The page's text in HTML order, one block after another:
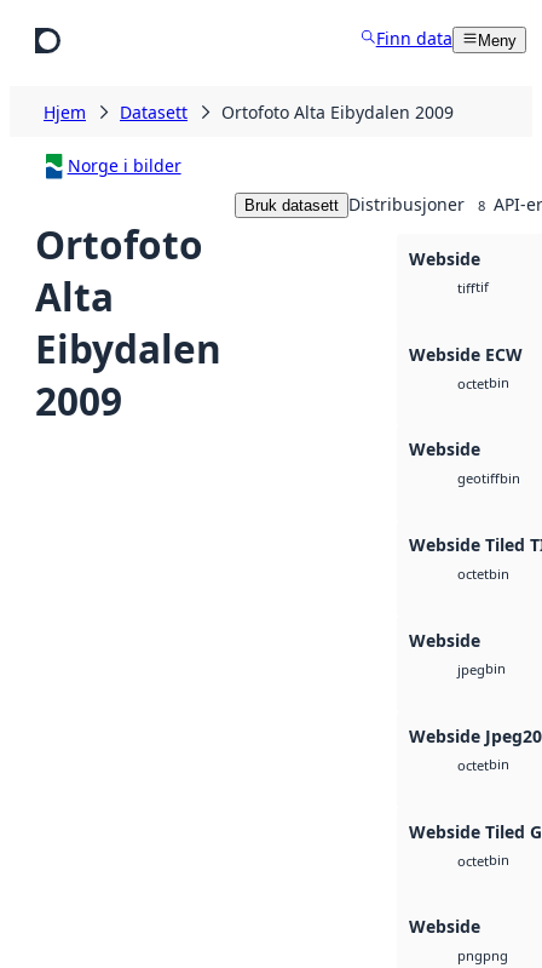
Finn data Meny
Hjem Datasett Ortofoto Alta Eibydalen 2009
Norge i bilder
Ortofoto
Alta
Eibydalen
2009
Bruk datasett Distribusjoner 8 API-er
Webside
tifftif
Webside ECW
octetbin
Webside
geotiffbin
Webside Tiled
octetbin
Webside
jpegbin
Webside
octetbin
Webside Tiled
octetbin
Webside
pngpng